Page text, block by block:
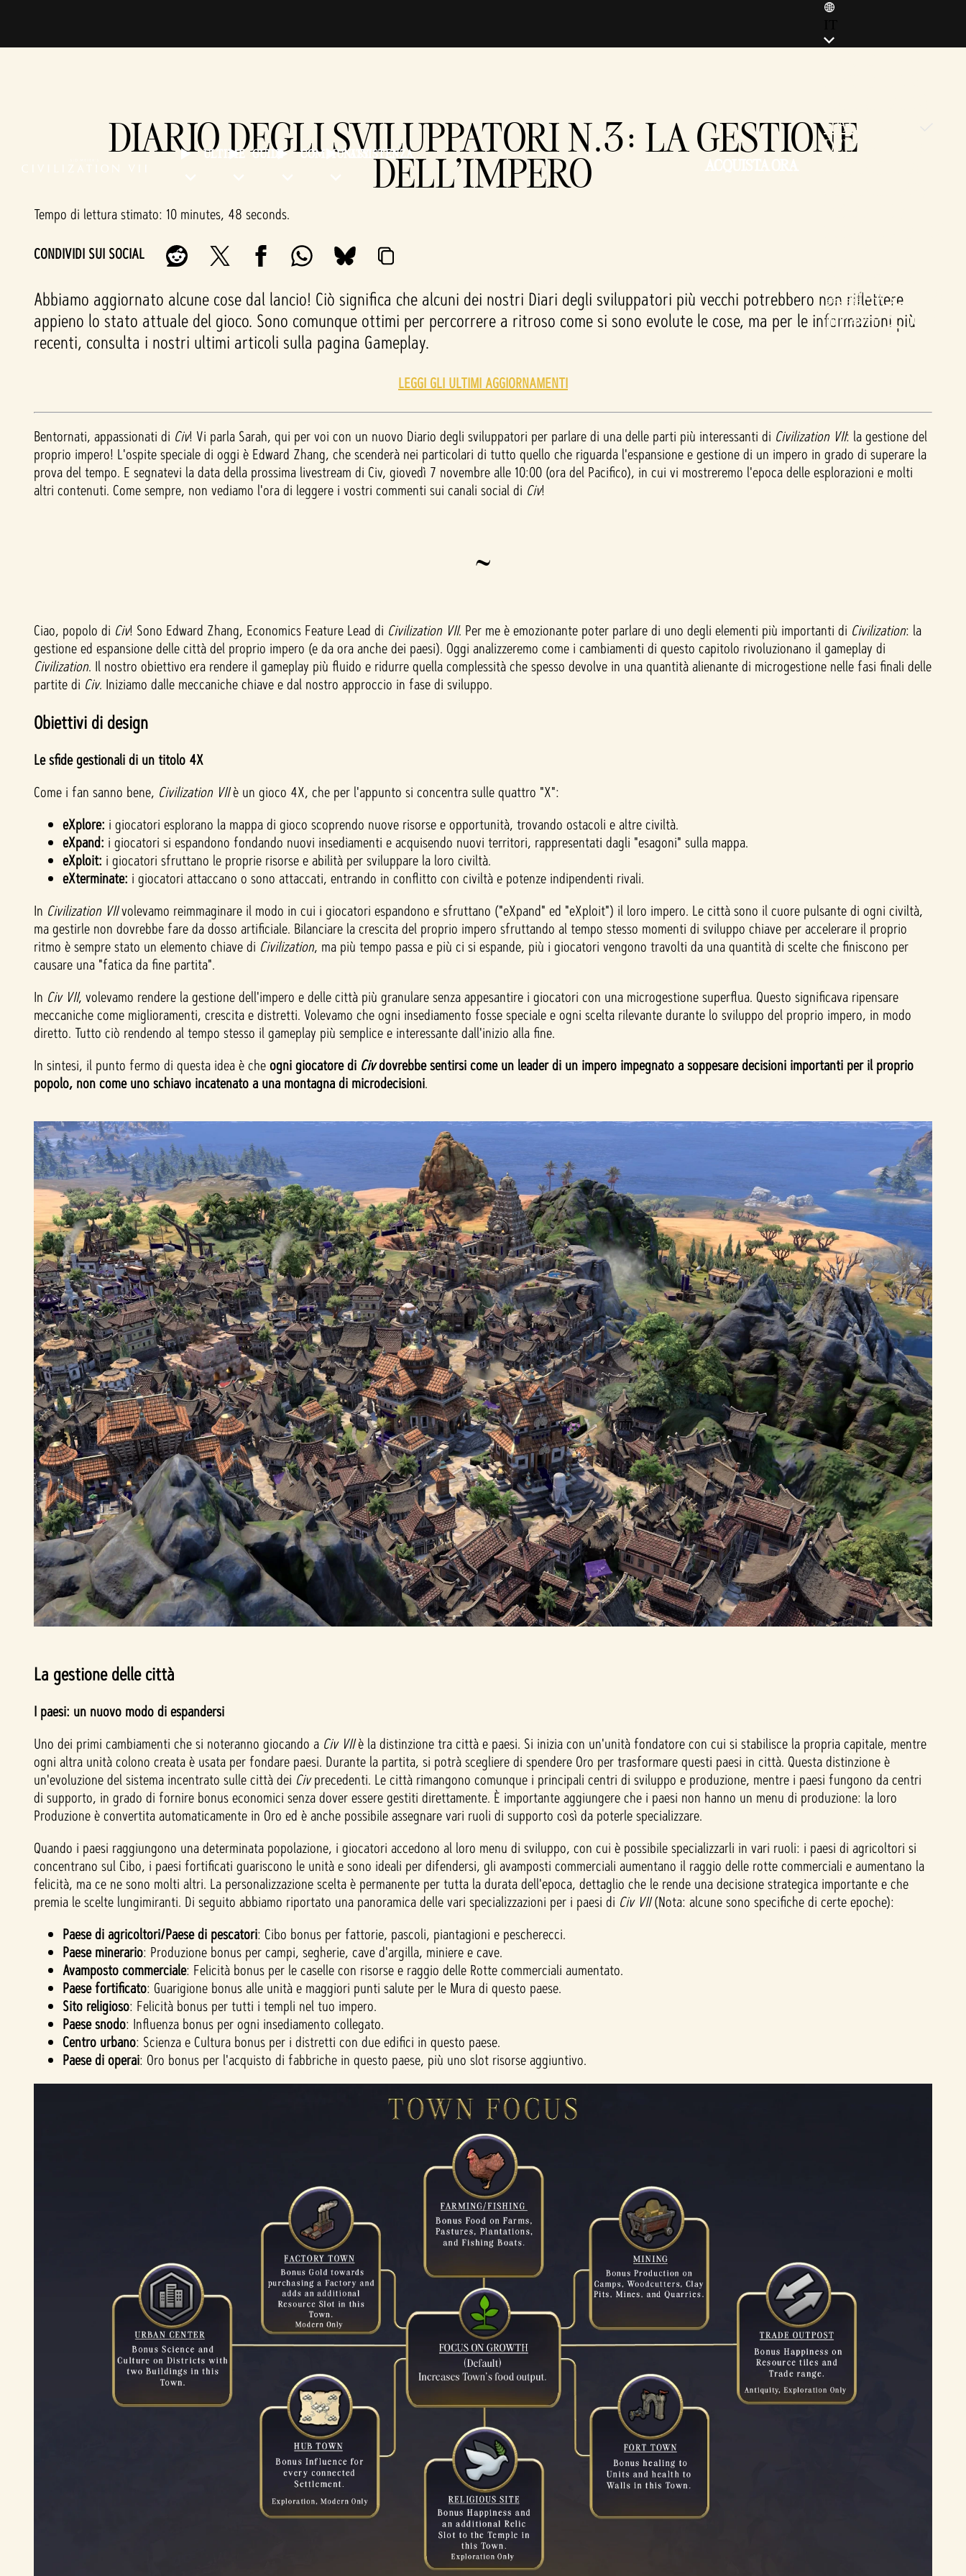
ULTIME GUIDE COMMUNITYASSISTENZA
ITALIANO (IT)
DEUTSCH (DE)
繁體中文 (TW)
简体中文 (CN)
DIARIO DEGLI SVILUPPATORI N.3: LA GESTIONE
DELL'IMPERO
Tempo di lettura stimato 10 minutes, 48 seconds
CONDIVIDI SUI SOCIAL
Abbiamo aggiornato alcune cose dal lancio! Ciò significa che alcuni dei nostri Diari degli sviluppatori più vecchi potrebbero non riflettere
appieno lo stato attuale del gioco. Sono comunque ottimi per percorrere a ritroso come si sono evolute le cose, ma per le informazioni più
recenti, consulta i nostri ultimi articoli sulla pagina Gameplay.
LEGGI GLI ULTIMI AGGIORNAMENTI
Bentornati, appassionati di Civ! Vi parla Sarah, qui per voi con un nuovo Diario degli sviluppatori per parlare di una delle parti più interessanti di Civilization VII: la gestione del
proprio impero! L'ospite speciale di oggi è Edward Zhang, che scenderà nei particolari di tutto quello che riguarda l'espansione e gestione di un impero in grado di superare la
prova del tempo. E segnatevi la data della prossima livestream di Civ, giovedì 7 novembre alle 10:00 (ora del Pacifico), in cui vi mostreremo l'epoca delle esplorazioni e molti
altri contenuti. Come sempre, non vediamo l'ora di leggere i vostri commenti sui canali social di Civ!
~
Ciao, popolo di Civ! Sono Edward Zhang, Economics Feature Lead di Civilization VII. Per me è emozionante poter parlare di uno degli elementi più importanti di Civilization: la
gestione ed espansione delle città del proprio impero (e da ora anche dei paesi). Oggi analizzeremo come i cambiamenti di questo capitolo rivoluzionano il gameplay di
Civilization. Il nostro obiettivo era rendere il gameplay più fluido e ridurre quella complessità che spesso devolve in una quantità alienante di microgestione nelle fasi finali delle
partite di Civ. Iniziamo dalle meccaniche chiave e dal nostro approccio in fase di sviluppo.
Obiettivi di design
Le sfide gestionali di un titolo 4X
Come i fan sanno bene, Civilization VIIè un gioco 4X, che per l'appunto si concentra sulle quattro "X":
eXplore: i giocatori esplorano la mappa di gioco scoprendo nuove risorse e opportunità, trovando ostacoli e altre civiltà.
eXpand: i giocatori si espandono fondando nuovi insediamenti e acquisendo nuovi territori, rappresentati dagli "esagoni" sulla mappa.
eXploit: i giocatori sfruttano le proprie risorse e abilità per sviluppare la loro civiltà.
eXterminate: i giocatori attaccano o sono attaccati, entrando in conflitto con civiltà e potenze indipendenti rivali.
In Civilization VIIvolevamo reimmaginare il modo in cui i giocatori espandono e sfruttano ("eXpand" ed "eXploit") il loro impero. Le città sono il cuore pulsante di ogni civiltà,
ma gestirle non dovrebbe fare da dosso artificiale. Bilanciare la crescita del proprio impero sfruttando al tempo stesso momenti di sviluppo chiave per accelerare il proprio
ritmo è sempre stato un elemento chiave di Civilization, ma più tempo passa e più ci si espande, più i giocatori vengono travolti da una quantità di scelte che finiscono per
causare una "fatica da fine partita".
In Civ VII, volevamo rendere la gestione dell'impero e delle città più granulare senza appesantire i giocatori con una microgestione superflua. Questo significava ripensare
meccaniche come miglioramenti, crescita e distretti. Volevamo che ogni insediamento fosse speciale e ogni scelta rilevante durante lo sviluppo del proprio impero, in modo
diretto. Tutto ciò rendendo al tempo stesso il gameplay più semplice e interessante dall'inizio alla fine.
In sintesi, il punto fermo di questa idea è cheogni giocatore di Civdovrebbe sentirsi come un leader di un impero impegnato a soppesare decisioni importanti per il proprio
popolo, non come uno schiavo incatenato a una montagna di microdecisioni.
La gestione delle città
I paesi: un nuovo modo di espandersi
Uno dei primi cambiamenti che si noteranno giocando a Civ VIIè la distinzione tra città e paesi. Si inizia con un'unità fondatore con cui si stabilisce la propria capitale, mentre
ogni altra unità colono creata è usata per fondare paesi. Durante la partita, si potrà scegliere di spendere Oro per trasformare questi paesi in città. Questa distinzione è
un'evoluzione del sistema incentrato sulle città dei Civprecedenti. Le città rimangono comunque i principali centri di sviluppo e produzione, mentre i paesi fungono da centri
di supporto, in grado di fornire bonus economici senza dover essere gestiti direttamente. È importante aggiungere che i paesi non hanno un menu di produzione: la loro
Produzione è convertita automaticamente in Oro ed è anche possibile assegnare vari ruoli di supporto così da poterle specializzare.
Quando i paesi raggiungono una determinata popolazione, i giocatori accedono al loro menu di sviluppo, con cui è possibile specializzarli in vari ruoli: i paesi di agricoltori si
concentrano sul Cibo, i paesi fortificati guariscono le unità e sono ideali per difendersi, gli avamposti commerciali aumentano il raggio delle rotte commerciali e aumentano la
felicità, ma ce ne sono molti altri. La personalizzazione scelta è permanente per tutta la durata dell'epoca, dettaglio che le rende una decisione strategica importante e che
premia le scelte lungimiranti. Di seguito abbiamo riportato una panoramica delle vari specializzazioni per i paesi di Civ VII(Nota: alcune sono specifiche di certe epoche):
Paese di agricoltori/Paese di pescatori: Cibo bonus per fattorie, pascoli, piantagioni e pescherecci.
Paese minerario: Produzione bonus per campi, segherie, cave d'argilla, miniere e cave.
Avamposto commerciale: Felicità bonus per le caselle con risorse e raggio delle Rotte commerciali aumentato.
Paese fortificato: Guarigione bonus alle unità e maggiori punti salute per le Mura di questo paese.
Sito religioso: Felicità bonus per tutti i templi nel tuo impero.
Paese snodo: Influenza bonus per ogni insediamento collegato.
Centro urbano: Scienza e Cultura bonus per i distretti con due edifici in questo paese.
Paese di operai: Oro bonus per l'acquisto di fabbriche in questo paese, più uno slot risorse aggiuntivo.